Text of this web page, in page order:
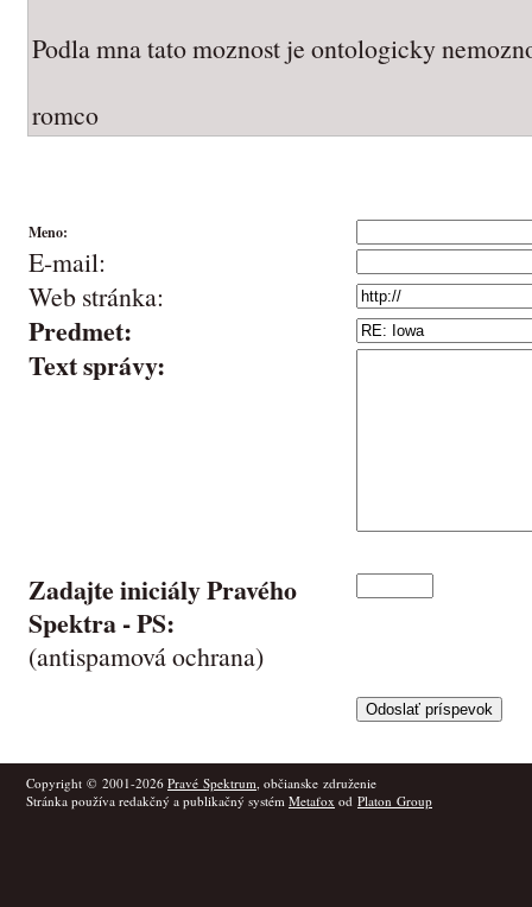
Podla mna tato moznost je ontologicky
romco
Meno:
E-mail:
Web stránka:
Predmet:
Text správy:
Zadajte iniciály Pravého
Spektra -PS:
(antispamová ochrana)
Copyright © 2001-2026 Pravé Spektrum, občianske združenie
Stránka používa redakčný a publikačný systém Metafox od Platon Group